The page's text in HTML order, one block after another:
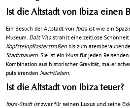
Ist die Altstadt von Ibiza einen
Ein Besuch der Altstadt von Ibiza ist wie ein
Museum. Dalt Vilastrahlt eine zeitlose
Kopfsteinpflasterstraßen bis zum
Stadtmauern . Sie ist ein Muss für jeden
Kombination aus historischer Gravität,
pulsierenden Nachtleben
Ist die Altstadt von Ibiza teuer?
Ibiza-Stadt istzwar für seinen Luxus und seine